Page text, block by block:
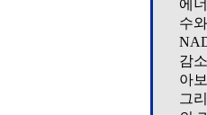
에
수
감
아
그